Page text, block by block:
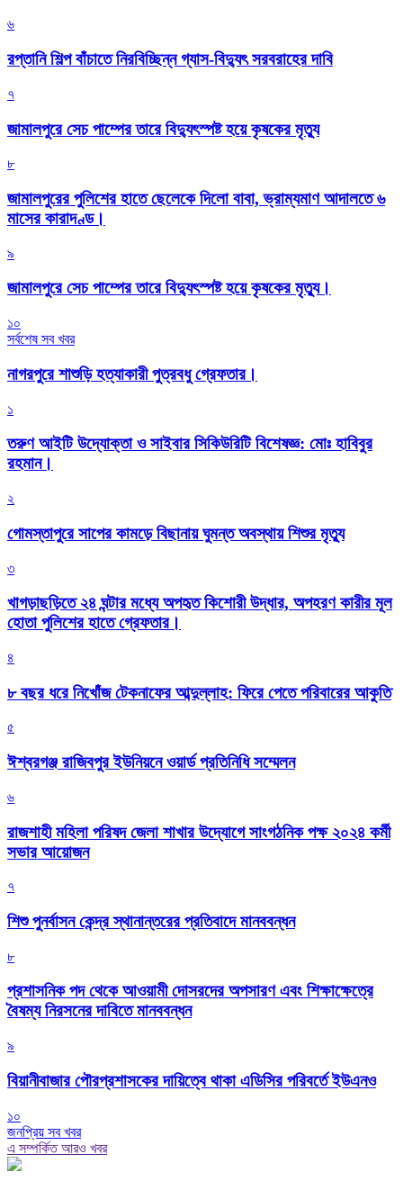
৬
রপ্তানি শিল্প বাঁচাতে নিরবিচ্ছিন্ন গ্যাস-বিদ্যুৎ সরবরাহের দাবি
৭
জামালপুরে সেচ পাম্পের তারে বিদ্যুৎস্পষ্ট হয়ে কৃষকের মৃত্যু
৮
জামালপুরের পুলিশের হাতে ছেলেকে দিলো বাবা, ভ্রাম্যমাণ আদালতে ৬
মাসের কারাদণ্ড।
৯
জামালপুরে সেচ পাম্পের তারে বিদ্যুৎস্পষ্ট হয়ে কৃষকের মৃত্যু।
১০
সর্বশেষ সব খবর
নাগরপুরে শাশুড়ি হত্যাকারী পুত্রবধু গ্রেফতার।
১
তরুণ আইটি উদ্যোক্তা ও সাইবার সিকিউরিটি বিশেষজ্ঞ: মোঃ হাবিবুর
রহমান।
২
গোমস্তাপুরে সাপের কামড়ে বিছানায় ঘুমন্ত অবস্থায় শিশুর মৃত্যু
৩
খাগড়াছড়িতে ২৪ ঘন্টার মধ্যে অপহৃত কিশোরী উদ্ধার, অপহরণ কারীর মূল
হোতা পুলিশের হাতে গ্রেফতার।
৪
৮ বছর ধরে নিখোঁজ টেকনাফের আব্দুল্লাহ: ফিরে পেতে পরিবারের আকুতি
৫
ঈশ্বরগঞ্জ রাজিবপুর ইউনিয়নে ওয়ার্ড প্রতিনিধি সম্মেলন
৬
রাজশাহী মহিলা পরিষদ জেলা শাখার উদ্যোগে সাংগঠনিক পক্ষ ২০২৪ কর্মী
সভার আয়োজন
৭
শিশু পুনর্বাসন কেন্দ্র স্থানান্তরের প্রতিবাদে মানববন্ধন
৮
প্রশাসনিক পদ থেকে আওয়ামী দোসরদের অপসারণ এবং শিক্ষাক্ষেত্রে
বৈষম্য নিরসনের দাবিতে মানববন্ধন
৯
বিয়ানীবাজার পৌরপ্রশাসকের দায়িত্বে থাকা এডিসির পরিবর্তে ইউএনও
১০
জনপ্রিয় সব খবর
এ সম্পর্কিত আরও খবর